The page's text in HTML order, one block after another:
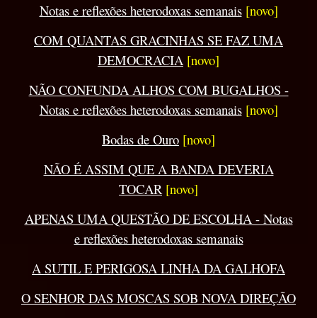
Notas e reflexões heterodoxas semanais [novo]
COM QUANTAS GRACINHAS SE FAZ UMA
DEMOCRACIA [novo]
NÃO CONFUNDA ALHOS COM BUGALHOS -
Notas e reflexões heterodoxas semanais [novo]
Bodas de Ouro [novo]
NÃO É ASSIM QUE A BANDA DEVERIA
TOCAR [novo]
APENAS UMA QUESTÃO DE ESCOLHA - Notas
e reflexões heterodoxas semanais
A SUTIL E PERIGOSA LINHA DA GALHOFA
O SENHOR DAS MOSCAS SOB NOVA DIREÇÃO